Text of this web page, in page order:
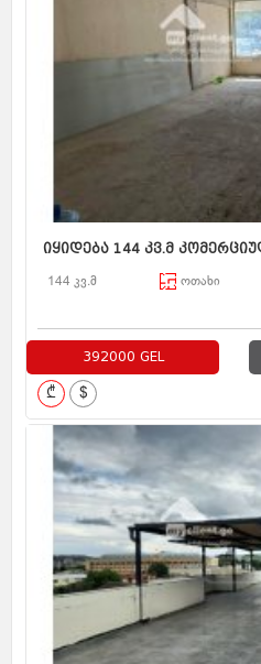
იყიდება 144 კვ.მ
144 კვ.მ ოთახი
392000 GEL
₾ $